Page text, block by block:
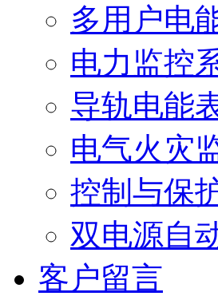
多用户电
电力监控
导轨电能
电气火灾
控制与保
双电源自
客户留言